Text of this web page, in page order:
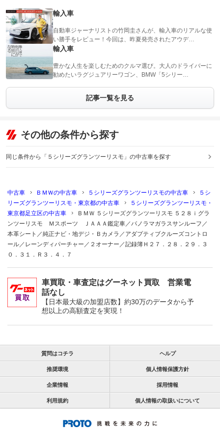
輸入車
自動車ジャーナリストの竹岡圭さんが、輸入車のリアルな使
い勝手をレビュー！今回は、昨夏発売されたアウデ…
輸入車
豊かな人生を楽しむためのクルマ選び。大人のドライバーに
勧めたいラグジュアリーワゴン、BMW「5シリー…
記事一覧を見る
その他の条件から探す
同じ条件から「５シリーズグランツーリスモ」の中古車を探す
中古車 ＢＭＷの中古車 ５シリーズグランツーリスモの中古車
５シ
リーズグランツーリスモ・東京都の中古車
５シリーズグランツーリスモ・
東京都足立区の中古車
ＢＭＷ ５シリーズグランツーリスモ ５２８ｉグラ
ンツーリスモ Ｍスポーツ ＪＡＡＡ鑑定車／パノラマガラスサンルーフ／
本革シート／純正ナビ・地デジ・Ｂカメラ／アダプティブクルーズコントロ
ール／レーンディパーチャー／２オーナー／記録簿Ｈ２７．２８．２９．３
０．３１．Ｒ３．４．７
車買取・車査定はグーネット買取 営業電
話なし
【日本最大級の加盟店数】約30万のデータから予
想以上の高額査定を実現！
質問はコチラ ヘルプ
推奨環境 個人情報保護方針
企業情報 採用情報
利用規約 個人情報の取扱いについて